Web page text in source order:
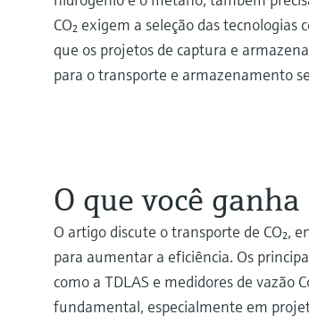
CO₂ exigem a seleção das
que os projetos de captura e
para o transporte e armazenamento
O que você
O artigo discute o transporte de CO₂,
para aumentar a eficiência. Os
como a TDLAS e medidores de vazão
fundamental, especialmente em